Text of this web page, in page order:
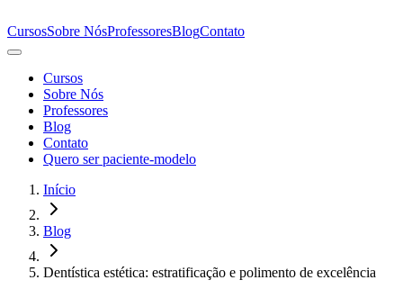
CursosSobre NósProfessoresBlogContato
Cursos
Sobre Nós
Professores
Blog
Contato
Quero ser paciente-modelo
Início
Blog
Dentística estética: estratificação e polimento de excelência